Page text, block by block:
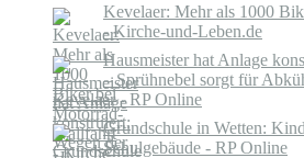
Kevelaer: Mehr als 1000
- Kirche-und-Leben.de
Hausmeister hat Anlage
– Sprühnebel sorgt für
Kevelaer - RP Online
Grundschule in Wetten:
Schulgebäude - RP Online